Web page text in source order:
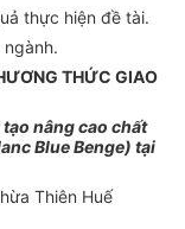
thực hiện đề tài.
THỨC GIAO
nâng cao chất
Blue Benge) tại
Thiên Huế